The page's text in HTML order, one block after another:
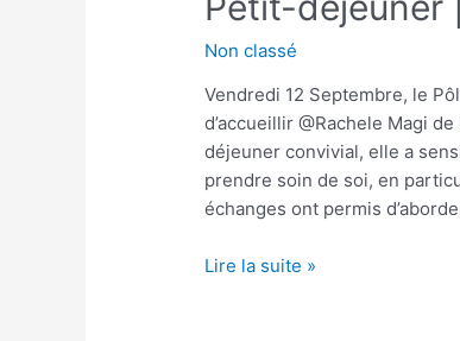
Non classé
Vendredi 12 Septembre, le
d’accueillir @Rachele Magi
déjeuner convivial, elle a
prendre soin de soi, en
échanges ont permis
Lire la suite »